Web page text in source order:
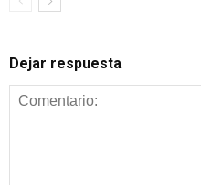
Dejar respuesta